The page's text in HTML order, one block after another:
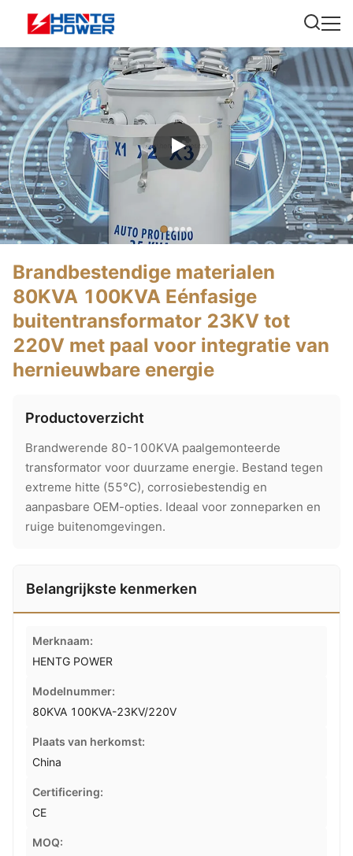
Brandbestendige materialen
80KVA 100KVA Eénfasige
buitentransformator 23KV tot
220V met paal voor integratie van
hernieuwbare energie
Productoverzicht
Brandwerende 80-100KVA paalgemonteerde
transformator voor duurzame energie. Bestand tegen
extreme hitte (55°C), corrosiebestendig en
aanpasbare OEM-opties. Ideaal voor zonneparken en
ruige buitenomgevingen.
Belangrijkste kenmerken
Merknaam:
HENTG POWER
Modelnummer:
80KVA 100KVA-23KV/220V
Plaats van herkomst:
China
Certificering:
CE
MOQ: